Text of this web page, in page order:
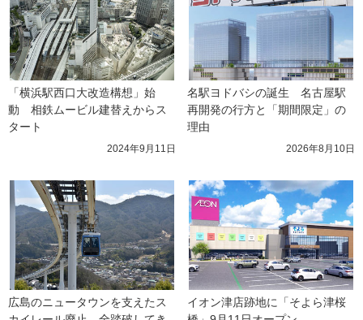
「横浜駅西口大改造構想」始
動　相鉄ムービル建替えからス
タート
2024年9月11日
名駅ヨドバシの誕生　名古屋駅
再開発の行方と「期間限定」の
理由
2026年8月10日
広島のニュータウンを支えたス
イオン津店跡地に「そよら津桜